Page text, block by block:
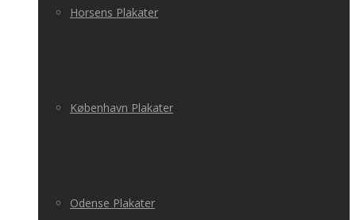
Horsens Plakater
København Plakater
Odense Plakater